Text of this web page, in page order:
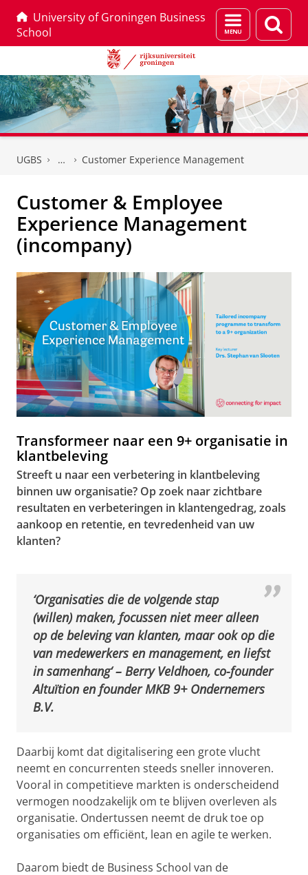
University of Groningen Business
School
Menu
en
UGBS Customer Experience Management
Customer & Employee
Experience Management
(incompany)
Transformeer naar een 9+ organisatie in
klantbeleving
Streeft u naar een verbetering in klantbeleving
binnen uw organisatie? Op zoek naar zichtbare
resultaten en verbeteringen in klantengedrag, zoals
aankoop en retentie, en tevredenheid van uw
klanten?
‘Organisaties die de volgende stap
(willen) maken, focussen niet meer alleen
op de beleving van klanten, maar ook op die
van medewerkers en management, en liefst
in samenhang‘ – Berry Veldhoen, co-founder
Altuïtion en founder MKB 9+ Ondernemers
B.V.
Daarbij komt dat digitalisering een grote vlucht
neemt en concurrenten steeds sneller innoveren.
Vooral in competitieve markten is onderscheidend
vermogen noodzakelijk om te blijven overleven als
organisatie. Ondertussen neemt de druk toe op
organisaties om efficiënt, lean en agile te werken.
Daarom biedt de Business School van de